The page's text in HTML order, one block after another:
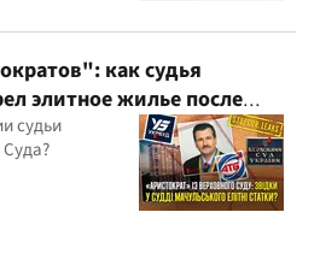
как судья
элитное жилье после
судьи